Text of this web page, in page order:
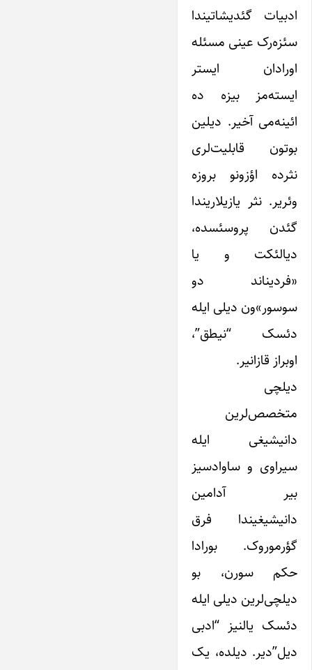
ادبیات گئدیشاتیندا
سئزه‌رک عینی مسئله
اورادان ایستر
ایسته‌مز بیزه ده
ائینه‌می آخیر. دیلین
بوتون قابلیت‌لری
نثرده اؤزونو بروزه
وئریر. نثر یازیلاریندا
گئدن پروسئسده،
دیالئکت و یا
«فردیناند دو
سوسور»ون دیلی ایله
دئسک “نیطق”،
اوبراز قازانیر.
دیلچی
متخصص‌لرین
دانیشیغی ایله
سیراوی و ساوادسیز
بیر آدامین
دانیشیغیندا فرق
گؤرموروک. بورادا
حکم سورن، بو
دیلچی‌لرین دیلی ایله
دئسک یالنیز “ادبی
دیل”دیر. دیلده، یک